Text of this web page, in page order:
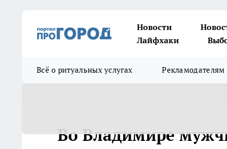
Новости
Лайфхаки
Всё о ритуальных услугах Рекламодателям
Во Владимире